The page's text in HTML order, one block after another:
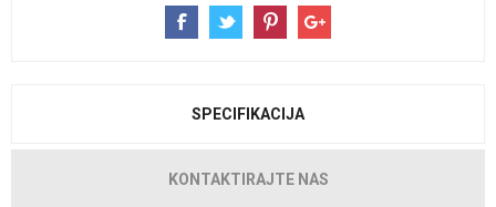
SPECIFIKACIJA
KONTAKTIRAJTE NAS